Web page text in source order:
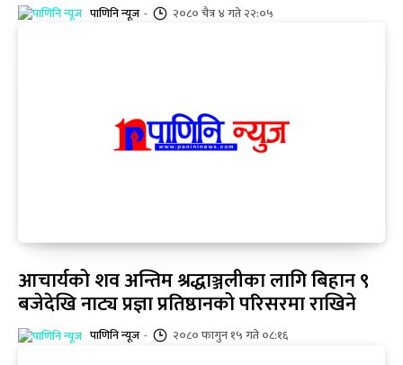
पाणिनि न्यूज - २०८० चैत्र ४ गते २२:०५
आचार्यको शव अन्तिम श्रद्धाञ्जलीका लागि बिहान ९
बजेदेखि नाट्य प्रज्ञा प्रतिष्ठानको परिसरमा राखिने
पाणिनि न्यूज - २०८० फागुन १५ गते ०८:१६